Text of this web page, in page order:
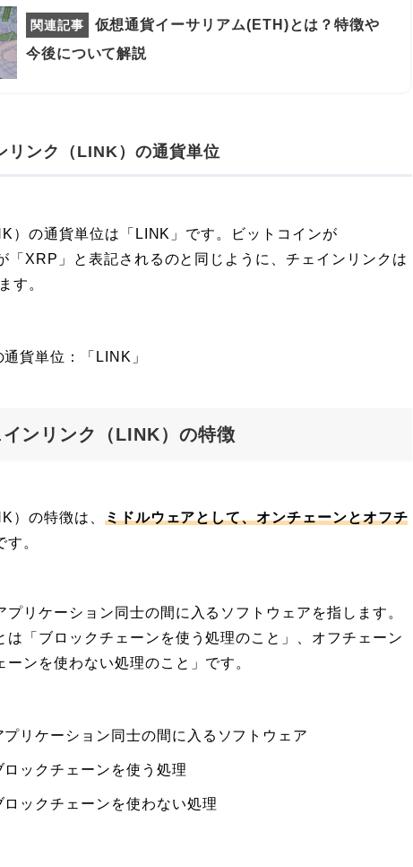
仮想通貨イーサリアム(ETH)とは？特徴や
今後について解説
リンク（LINK）の通貨単位
）の通貨単位は「LINK」です。ビットコインが
「XRP」と表記されるのと同じように、チェインリンクは
す。
貨単位：「LINK」
ンリンク（LINK）の特徴
）の特徴は、 ミドルウェアとして、オンチェーンとオフチ
す。
プリケーション同士の間に入るソフトウェアを指します。
は「ブロックチェーンを使う処理のこと」、オフチェーン
ーンを使わない処理のこと」です。
プリケーション同士の間に入るソフトウェア
ックチェーンを使う処理
ックチェーンを使わない処理